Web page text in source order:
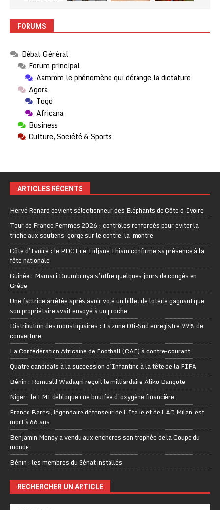
FORUMS
Débat Général
Forum principal
Aamrom le phénomène qui dérange la dictature
Agora
Togo
Africana
Business
Culture, Société & Sports
ARTICLES RÉCENTS
Hervé Renard devient sélectionneur des Eléphants de Côte d’Ivoire
Tour de France Femmes 2026 : contrôles renforcés pour éviter la
triche aux soutiens-gorge sur le contre-la-montre
Côte d’Ivoire : le PDCI de Tidjane Thiam confirme sa présence à la
fête nationale
Guinée : Mamadi Doumbouya s’offre quelques jours de congés en
Grèce
Une factrice arrêtée après avoir volé un billet de loterie gagnant que
son propriétaire avait envoyé à un proche
Distribution des moustiquaires : La zone Oti-Sud enregistre 99% de
couverture
La Confédération Africaine de Football (CAF) à contre-courant
Quatre candidats à la succession d’Infantino à la tête de la FIFA
Bénin : Romuald Wadagni reçoit le milliardaire Aliko Dangote
Niger : le FMI débloque une bouffée d’oxygène financière
Franco Baresi, légendaire défenseur de l’Italie et de l’AC Milan, est
mort à 66 ans
Benjamin Mendy a vendu aux enchères son trophée de la Coupe du
monde
Bénin : les membres du Sénat installés
RECHERCHER UN ARTICLE